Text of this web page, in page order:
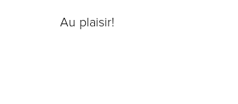
Au plaisir!